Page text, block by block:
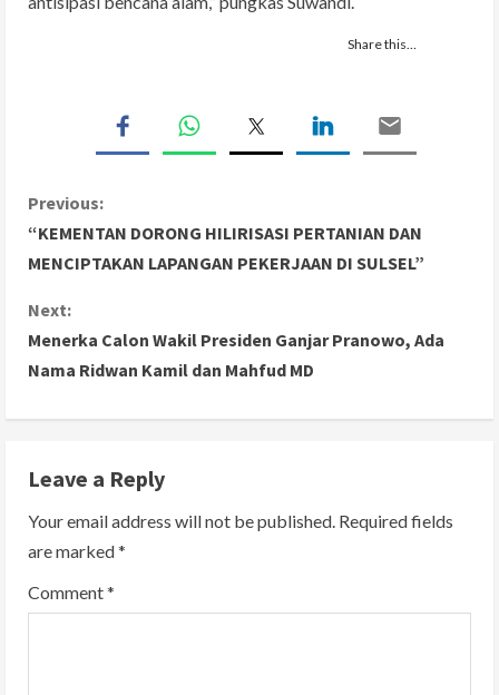
Share this…
C
o
n
t
u
e
R
Previous:
“KEMENTAN DORONG HILIRISASI PERTANIAN DAN
MENCIPTAKAN LAPANGAN PEKERJAAN DI SULSEL”
Next:
Menerka Calon Wakil Presiden Ganjar Pranowo, Ada
Nama Ridwan Kamil dan Mahfud MD
Leave a Reply
Your email address will not be published. Required fields
are marked*
Comment*